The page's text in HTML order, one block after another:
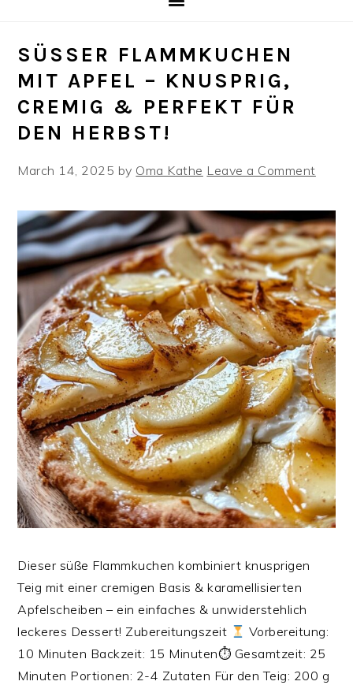
SÜSSER FLAMMKUCHEN M
IT APFEL – KNUSPRIG, C
REMIG & PERFEKT FÜR D
EN HERBST!
March 14, 2025 by Oma Kathe Leave a Comment
Dieser süße Flammkuchen kombiniert knusprigen
Teig mit einer cremigen Basis & karamellisierten
Apfelscheiben – ein einfaches & unwiderstehlich
leckeres Dessert! Zubereitungszeit
Vorbereitung:
10 Minuten Backzeit: 15 Minuten⏱ Gesamtzeit: 25
Minuten‍‍‍ Portionen: 2-4 Zutaten Für den Teig: 200 g